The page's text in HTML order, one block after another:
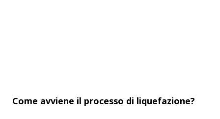
Come avviene il processo di liquefazione?